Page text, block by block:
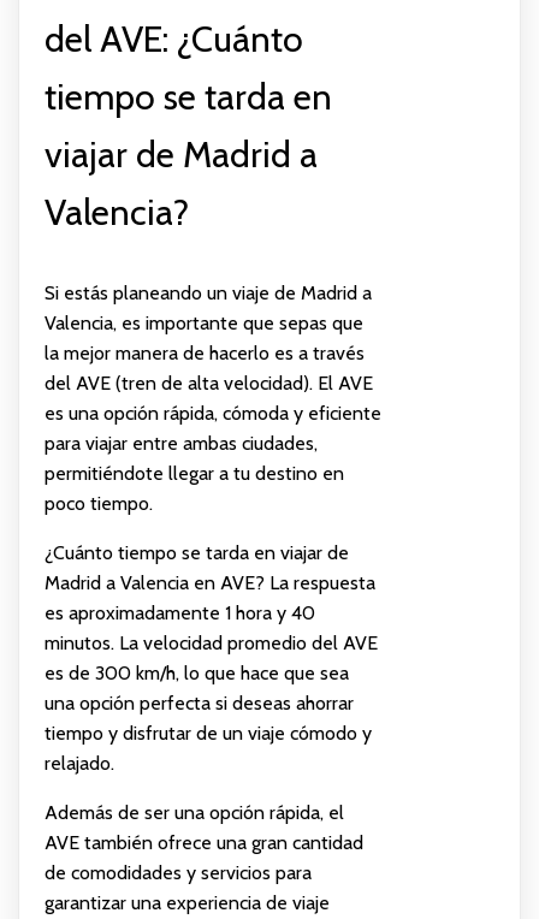
del AVE: ¿Cuánto
tiempo se tarda en
viajar de Madrid a
Valencia?
Si estás planeando un viaje de Madrid a
Valencia, es importante que sepas que
la mejor manera de hacerlo es a través
del AVE (tren de alta velocidad). El AVE
es una opción rápida, cómoda y eficiente
para viajar entre ambas ciudades,
permitiéndote llegar a tu destino en
poco tiempo.
¿Cuánto tiempo se tarda en viajar de
Madrid a Valencia en AVE? La respuesta
es aproximadamente 1 hora y 40
minutos. La velocidad promedio del AVE
es de 300 km/h, lo que hace que sea
una opción perfecta si deseas ahorrar
tiempo y disfrutar de un viaje cómodo y
relajado.
Además de ser una opción rápida, el
AVE también ofrece una gran cantidad
de comodidades y servicios para
garantizar una experiencia de viaje